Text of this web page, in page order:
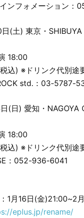
ンフォメーション：
(土) 東京・SHIBUYA
18:00
込) ※ドリンク代別
std.：03-5787-
(日) 愛知・NAGOYA
18:00
込) ※ドリンク代別
：052-936-6041
1月16日(金)21:00~2
eplus.jp/rename/